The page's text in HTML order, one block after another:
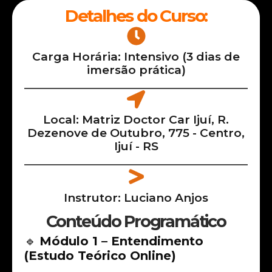
Detalhes do Curso:
Carga Horária: Intensivo (3 dias de
imersão prática)
Local: Matriz Doctor Car Ijuí, R.
Dezenove de Outubro, 775 - Centro,
Ijuí - RS
Instrutor: Luciano Anjos
Conteúdo Programático
🔹 Módulo 1 – Entendimento
(Estudo Teórico Online)